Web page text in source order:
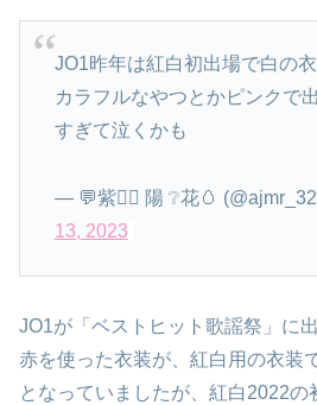
JO1昨年は紅白初出場で白の
カラフルなやつとかピンクで
すぎて泣くかも
— 💬紫😶‍🌫️ 陽 ❔花🥚
13, 2023
JO1が「ベストヒット歌謡祭」に
赤を使った衣装が、紅白用の衣装
となっていましたが、紅白2022の